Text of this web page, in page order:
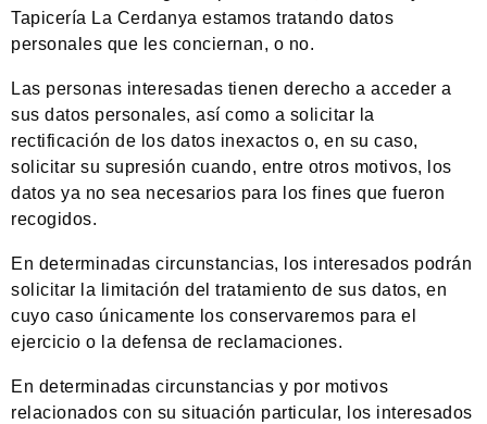
Tapicería La Cerdanya estamos tratando datos
personales que les conciernan, o no.
Las personas interesadas tienen derecho a acceder a
sus datos personales, así como a solicitar la
rectificación de los datos inexactos o, en su caso,
solicitar su supresión cuando, entre otros motivos, los
datos ya no sea necesarios para los fines que fueron
recogidos.
En determinadas circunstancias, los interesados podrán
solicitar la limitación del tratamiento de sus datos, en
cuyo caso únicamente los conservaremos para el
ejercicio o la defensa de reclamaciones.
En determinadas circunstancias y por motivos
relacionados con su situación particular, los interesados